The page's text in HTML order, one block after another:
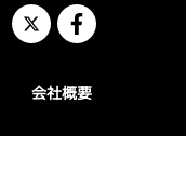
会社概要